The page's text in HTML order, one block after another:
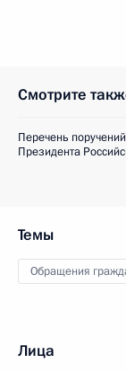
Смотрите
Перечень
Президента
Темы
Обращения
Лица